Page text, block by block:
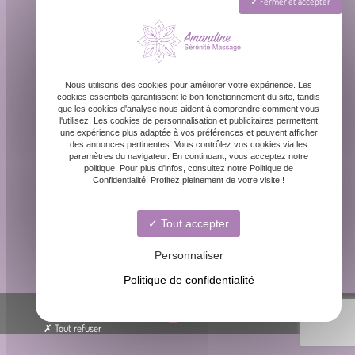
contact@amandinemassage.fr
06 87 31 87 39
Nous utilisons des cookies pour améliorer votre expérience. Les
cookies essentiels garantissent le bon fonctionnement du site, tandis
que les cookies d'analyse nous aident à comprendre comment vous
l'utilisez. Les cookies de personnalisation et publicitaires permettent
une expérience plus adaptée à vos préférences et peuvent afficher
des annonces pertinentes. Vous contrôlez vos cookies via les
paramètres du navigateur. En continuant, vous acceptez notre
politique. Pour plus d'infos, consultez notre Politique de
Confidentialité. Profitez pleinement de votre visite !
Tout accepter
Personnaliser
Politique de confidentialité
Tout refuser